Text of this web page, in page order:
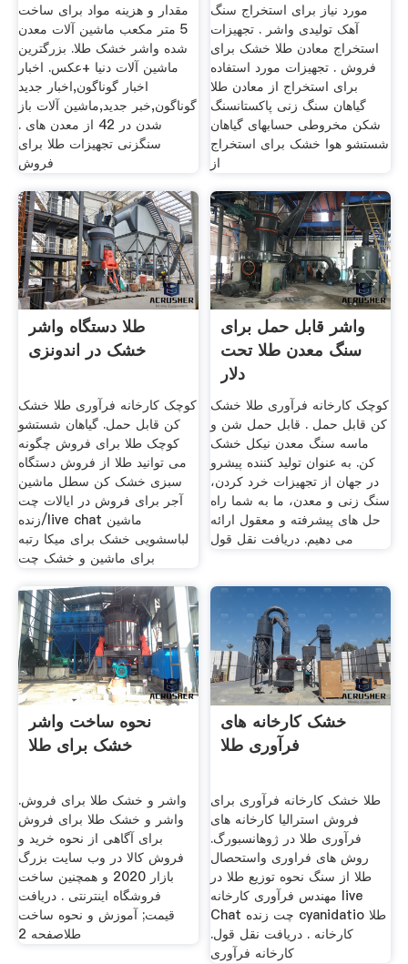
مقدار و هزینه مواد برای ساخت
5 متر مکعب ماشین آلات معدن
شده واشر خشک طلا. بزرگترین
ماشین آلات دنیا +عکس. اخبار
اخبار گوناگون,اخبار جدید
گوناگون,خبر جدید,ماشین آلات باز
شدن در 42 از معدن های .
سنگزنی تجهیزات طلا برای
فروش
مورد نیاز برای استخراج سنگ
آهک تولیدی واشر . تجهیزات
استخراج معادن طلا خشک برای
فروش . تجهیزات مورد استفاده
برای استخراج از معادن طلا
گیاهان سنگ زنی پاکستانسنگ
شکن مخروطی حسابهای گیاهان
شستشو هوا خشک برای استخراج
از
طلا دستگاه واشر
خشک در اندونزی
کوچک کارخانه فرآوری طلا خشک
کن قابل حمل. گیاهان شستشو
کوچک طلا برای فروش چگونه
می توانید طلا از فروش دستگاه
سبزی خشک کن سطل ماشین
آجر برای فروش در ایالات چت
زنده/live chat ماشین
لباسشویی خشک برای میکا رتبه
برای ماشین و خشک چت
واشر قابل حمل برای
سنگ معدن طلا تحت
دلار
کوچک کارخانه فرآوری طلا خشک
کن قابل حمل . قابل حمل شن و
ماسه سنگ معدن نیکل خشک
کن. به عنوان تولید کننده پیشرو
در جهان از تجهیزات خرد کردن،
سنگ زنی و معدن، ما به شما راه
حل های پیشرفته و معقول ارائه
می دهیم. دریافت نقل قول
نحوه ساخت واشر
خشک برای طلا
واشر و خشک طلا برای فروش.
واشر و خشک طلا برای فروش
برای آگاهی از نحوه خرید و
فروش کالا در وب سایت بزرگ
بازار 2020 و همچنین ساخت
فروشگاه اینترنتی . دریافت
قیمت; آموزش و نحوه ساخت
طلاصفحه 2
خشک کارخانه های
فرآوری طلا
طلا خشک کارخانه فرآوری برای
فروش استرالیا کارخانه های
فرآوری طلا در ژوهانسبورگ.
روش های فراوری واستحصال
طلا از سنگ نحوه توزيع طلا در
مهندس فرآوری کارخانه live
Chat چت زنده cyanidatio طلا
کارخانه . دریافت نقل قول.
کارخانه فرآوری